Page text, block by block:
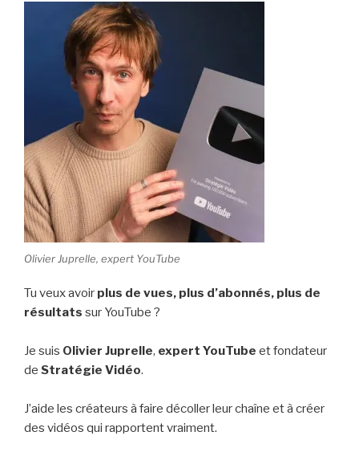
Olivier Juprelle, expert YouTube
Tu veux avoir plus de vues, plus d’abonnés, plus de
résultats sur YouTube ?
Je suis Olivier Juprelle, expert YouTube et fondateur
de Stratégie Vidéo.
J’aide les créateurs à faire décoller leur chaîne et à créer
des vidéos qui rapportent vraiment.